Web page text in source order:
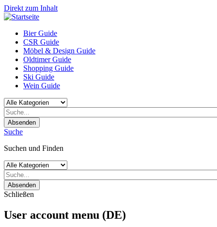
Direkt zum Inhalt
Bier Guide
CSR Guide
Möbel & Design Guide
Oldtimer Guide
Shopping Guide
Ski Guide
Wein Guide
Absenden
Suche
Suchen und Finden
Absenden
Schließen
User account menu (DE)